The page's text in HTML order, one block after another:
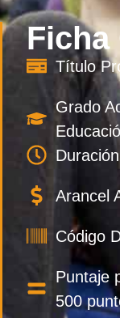
Ficha
Título
Grado
Arancel
Código
Puntaje
500